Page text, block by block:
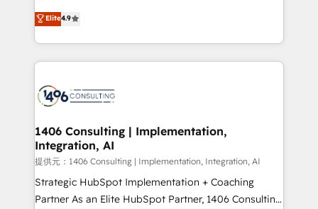
putting Customer Experience at the center by
creating digital environments capable of integrating
people, processes and data. We offer the best
digital solutions on the market, ranging from CRM
marketing automation to online and offline sales
allowing companies to optimize processes and meet
the needs of the customer. We are part of Impresoft
Group, a group of specialized and complementary
companies that divide their offer into 4
Competence Centers: Smart Manufacturing,
Elite4.9
1406 Consulting | Implementation,
Integration, AI
提供元：1406 Consulting | Implementation, Integration, AI
Strategic HubSpot Implementation + Coaching
Partner As an Elite HubSpot Partner, 1406 Consulting